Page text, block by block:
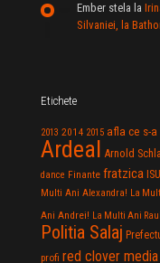
Ember stela la
Silvaniei, la
Etichete
2013 2014 2015 afla ce s-
Ardeal Arnold
dance Finante fratzica ISU
Multi Ani Alexandra! La
Ani Andrei! La Multi Ani
Politia Salaj
profi red clover media